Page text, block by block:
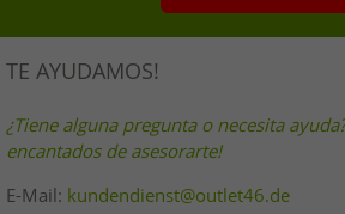
TE AYUDAMOS!
¿Tiene alguna pregunta o necesita
encantados de asesorarte!
E-Mail: kundendienst@outlet46.de